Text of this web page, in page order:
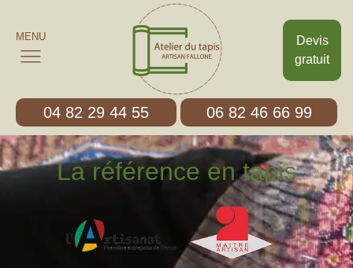
Devis
gratuit
MENU
04 82 29 44 55 06 82 46 66 99
La référence en tapis